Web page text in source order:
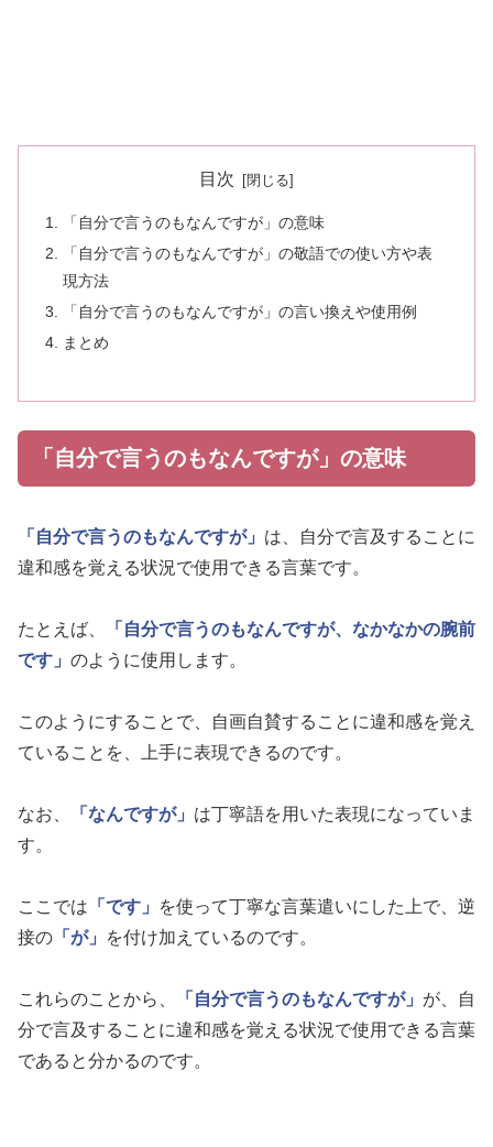
目次
「自分で言うのもなんですが」の意味
「自分で言うのもなんですが」の敬語での使い方や表
現方法
「自分で言うのもなんですが」の言い換えや使用例
まとめ
「自分で言うのもなんですが」の意味
「自分で言うのもなんですが」 は、自分で言及することに
違和感を覚える状況で使用できる言葉です。
たとえば、
「自分で言うのもなんですが、なかなかの腕前
です」 のように使用します。
このようにすることで、自画自賛することに違和感を覚え
ていることを、上手に表現できるのです。
なお、 「なんですが」 は丁寧語を用いた表現になっていま
す。
ここでは 「です」
を使って丁寧な言葉遣いにした上で、逆
接の 「が」 を付け加えているのです。
これらのことから、 「自分で言うのもなんですが」 が、自
分で言及することに違和感を覚える状況で使用できる言葉
であると分かるのです。